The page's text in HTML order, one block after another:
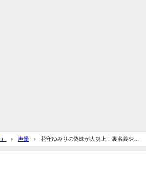
声優
花守ゆみりの偽妹が大炎上！裏名義や彼